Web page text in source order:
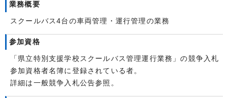
業務概要
スクールバス4台の車両管理・運行管理の業務
参加資格
「県立特別支援学校スクールバス管理運行業務」の競争入札
参加資格者名簿に登録されている者。
詳細は一般競争入札公告参照。